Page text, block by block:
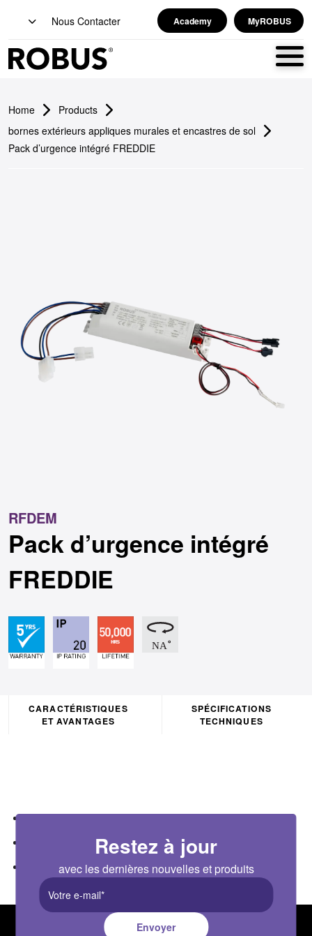
Nous Contacter Academy MyROBUS
Home
Products
bornes extérieurs appliques murales et encastres de sol
Pack d’urgence intégré FREDDIE
RFDEM
Pack d’urgence intégré
FREDDIE
CARACTÉRISTIQUES
ET AVANTAGES
SPÉCIFICATIONS
TECHNIQUES
Plug and play emergency pack for FREDDIE wall pack
Provides 3 hour emergency duration at 10% of mains output
Utilizes high quality and reliable LiFePO4 battery
Restez à jour
avec les dernières nouvelles et produits
Envoyer